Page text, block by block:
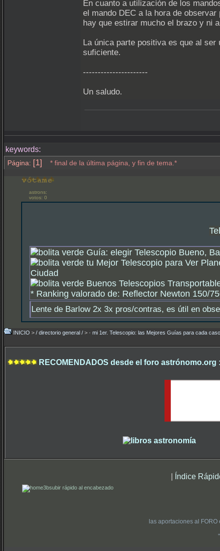
En cuanto a utilización de los
el mando DEC a la hora de
hay que estirar mucho el brazo y ni
La única parte positiva es que al
suficiente.
----------------------
Un saludo.
keywords:
Página: [1] * final de la última página, y fin de tema.*
astrons:
votos: 0
Guía: elegir Telescopio Bueno,
tu Mejor Telescopio para Ver
Ciudad
Buenos Telescopios
* Ranking valorado de: Reflector Newton 150/
Lente de Barlow 2x 3x pros/contras, es útil en
INICIO > / directorio general / > · mi 1er. Telescopio: las Mejores Guías para cada
RECOMENDADOS desde el foro astrónomo.org
| Índice
subir rápido al encabezado
las aportaciones al